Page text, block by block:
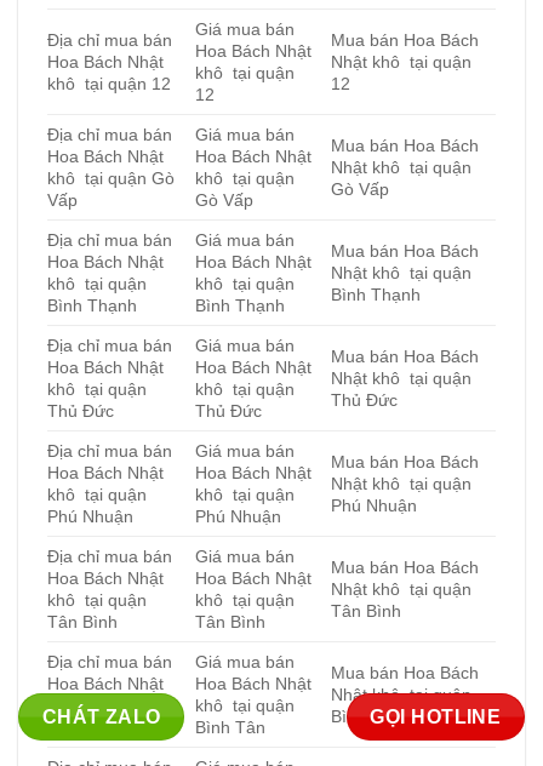
Địa chỉ mua bán
Hoa Bách Nhật
khô tại quận 12
Giá mua bán
Hoa Bách Nhật
khô tại quận
12
Mua bán Hoa Bách
Nhật khô tại quận
12
Địa chỉ mua bán
Hoa Bách Nhật
khô tại quận Gò
Vấp
Giá mua bán
Hoa Bách Nhật
khô tại quận
Gò Vấp
Mua bán Hoa Bách
Nhật khô tại quận
Gò Vấp
Địa chỉ mua bán
Hoa Bách Nhật
khô tại quận
Bình Thạnh
Giá mua bán
Hoa Bách Nhật
khô tại quận
Bình Thạnh
Mua bán Hoa Bách
Nhật khô tại quận
Bình Thạnh
Địa chỉ mua bán
Hoa Bách Nhật
khô tại quận
Thủ Đức
Giá mua bán
Hoa Bách Nhật
khô tại quận
Thủ Đức
Mua bán Hoa Bách
Nhật khô tại quận
Thủ Đức
Địa chỉ mua bán
Hoa Bách Nhật
khô tại quận
Phú Nhuận
Giá mua bán
Hoa Bách Nhật
khô tại quận
Phú Nhuận
Mua bán Hoa Bách
Nhật khô tại quận
Phú Nhuận
Địa chỉ mua bán
Hoa Bách Nhật
khô tại quận
Tân Bình
Giá mua bán
Hoa Bách Nhật
khô tại quận
Tân Bình
Mua bán Hoa Bách
Nhật khô tại quận
Tân Bình
Địa chỉ mua bán
Hoa Bách Nhật
khô tại quận
Bình Tân
Giá mua bán
Hoa Bách Nhật
khô tại quận
Bình Tân
Mua bán Hoa Bách
Nhật khô tại quận
Bình Tân
CHÁT ZALO GỌI HOTLINE